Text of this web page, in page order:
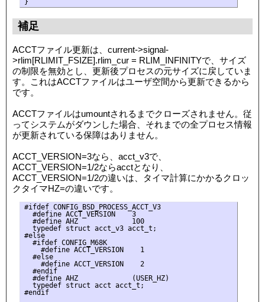
補足
ACCTファイル更新は、current->signal-
>rlim[RLIMIT_FSIZE].rlim_cur = RLIM_INFINITYで、サイズ
の制限を無効とし、更新後プロセスの元サイズに戻していま
す。これはACCTファイルはユーザ空間から更新できるから
です。
ACCTファイルはumountされるまでクローズされません。従
ってシステムがダウンした場合、それまでの全プロセス情報
が更新されている保障はありません。
ACCT_VERSION=3なら、acct_v3で、
ACCT_VERSION=1/2ならacctとなり、
ACCT_VERSION=1/2の違いは、タイマ計算にかかるクロッ
クタイマHZ=の違いです。
#ifdef CONFIG_BSD_PROCESS_ACCT_V3
  #define ACCT_VERSION    3
  #define AHZ             100
  typedef struct acct_v3 acct_t;
#else
  #ifdef CONFIG_M68K
    #define ACCT_VERSION    1
  #else
    #define ACCT_VERSION    2
  #endif
  #define AHZ             (USER_HZ)
  typedef struct acct acct_t;
#endif